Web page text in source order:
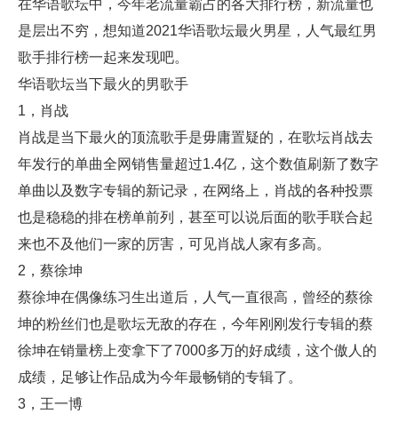
在华语歌坛中，今年老流量霸占的各大排行榜，新流量也
是层出不穷，想知道2021华语歌坛最火男星，人气最红男
歌手排行榜一起来发现吧。
华语歌坛当下最火的男歌手
1，肖战
肖战是当下最火的顶流歌手是毋庸置疑的，在歌坛肖战去
年发行的单曲全网销售量超过1.4亿，这个数值刷新了数字
单曲以及数字专辑的新记录，在网络上，肖战的各种投票
也是稳稳的排在榜单前列，甚至可以说后面的歌手联合起
来也不及他们一家的厉害，可见肖战人家有多高。
2，蔡徐坤
蔡徐坤在偶像练习生出道后，人气一直很高，曾经的蔡徐
坤的粉丝们也是歌坛无敌的存在，今年刚刚发行专辑的蔡
徐坤在销量榜上变拿下了7000多万的好成绩，这个傲人的
成绩，足够让作品成为今年最畅销的专辑了。
3，王一博